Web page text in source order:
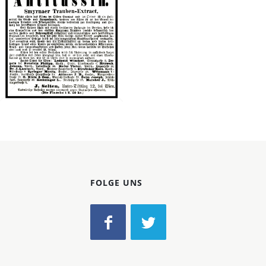
Konzerne
Epoche
J. Selten, Wien
J. Selten, Wien
1871
Bild-ID: 565
FOLGE UNS